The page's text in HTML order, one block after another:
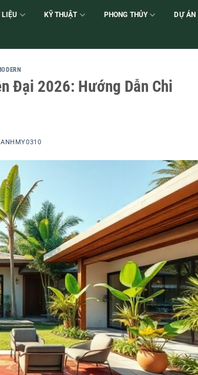
LIỆU KỸ THUẬT PHONG THỦY DỰ ÁN
Đại 2026: Hướng Dẫn Chi